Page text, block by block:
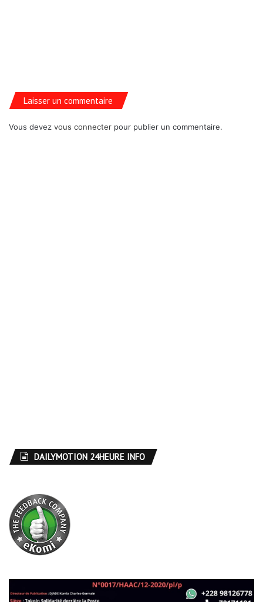
Laisser un commentaire
Vous devez vous connecter pour publier un commentaire.
DAILYMOTION 24HEURE INFO